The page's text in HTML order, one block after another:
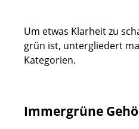
Um etwas Klarheit zu
grün ist, untergliedert
Kategorien.
Immergrüne